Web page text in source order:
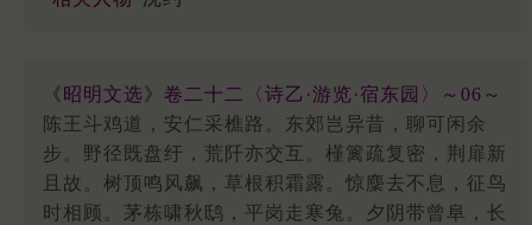
《昭明文选》卷二十二〈诗乙·游览·宿东园〉～06～
陈王斗鸡道，安仁采樵路。东郊岂异昔，聊可闲余
步。野径既盘纡，荒阡亦交互。槿篱疏复密，荆扉新
且故。树顶鸣风飙，草根积霜露。惊麇去不息，征鸟
时相顾。茅栋啸秋鸱，平岗走寒兔。夕阴带曾阜，长